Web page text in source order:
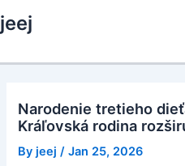
to
jeej
Narodenie tretieho
Kráľovská rodina
By jeej /Jan 25, 2026